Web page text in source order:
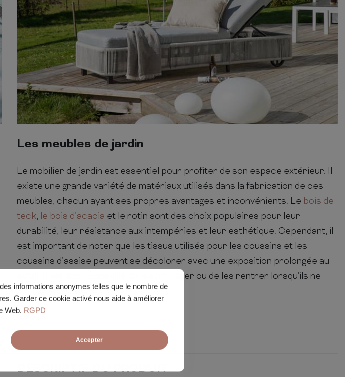
informations anonymes telles que le nombre de
Garder ce cookie activé nous aide à améliorer
Web. RGPD
Accepter
Les meubles de jardin
Le mobilier de jardin est essentiel pour profiter de son espace extérieur. Il
existe une grande variété de matériaux utilisés dans la fabrication de ces
meubles, chacun ayant ses propres avantages et inconvénients. Le bois de
teck, le bois d’acacia et le rotin sont des choix populaires pour leur
durabilité, leur résistance aux intempéries et leur esthétique. Cependant, il
est important de noter que les tissus utilisés pour les coussins et les
coussins d’assise peuvent se décolorer avec une exposition prolongée au
soleil. Il est donc conseillé de les protéger ou de les rentrer lorsqu’ils ne
sont pas utilisés.
DESCRIPTIF DU PRODUIT